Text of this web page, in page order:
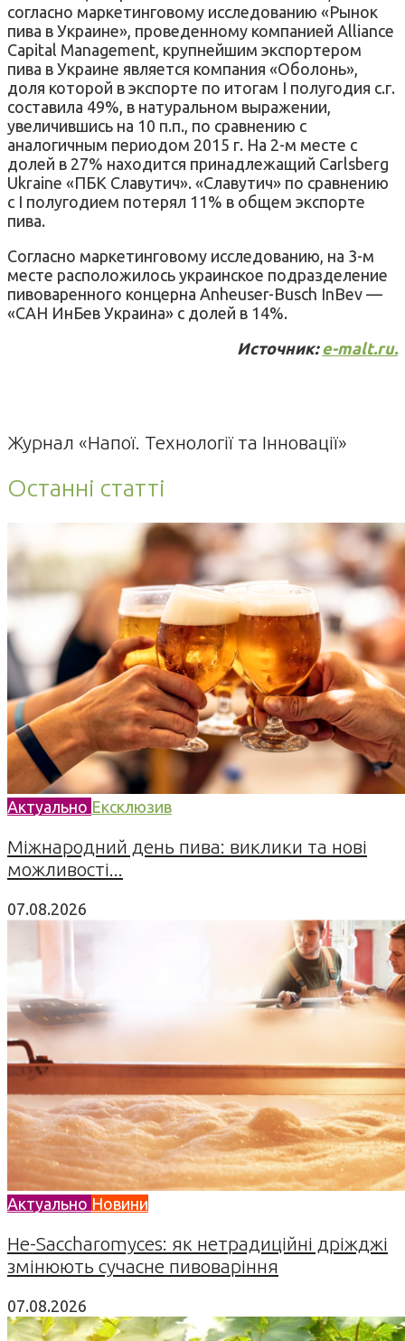
согласно маркетинговому исследованию «Рынок
пива в Украине», проведенному компанией Alliance
Capital Management, крупнейшим экспортером
пива в Украине является компания «Оболонь»,
доля которой в экспорте по итогам I полугодия с.г.
составила 49%, в натуральном выражении,
увеличившись на 10 п.п., по сравнению с
аналогичным периодом 2015 г. На 2-м месте с
долей в 27% находится принадлежащий Carlsberg
Ukraine «ПБК Славутич». «Славутич» по сравнению
с I полугодием потерял 11% в общем экспорте
пива.
Согласно маркетинговому исследованию, на 3-м
месте расположилось украинское подразделение
пивоваренного концерна Anheuser-Busch InBev —
«САН ИнБев Украина» с долей в 14%.
Источник:e-malt.ru.
Журнал «Напої. Технології та Інновації»
Останні статті
Актуально Ексклюзив
Міжнародний день пива: виклики та нові
можливості...
07.08.2026
Актуально Новини
Не-Saccharomyces: як нетрадиційні дріжджі
змінюють сучасне пивоваріння
07.08.2026